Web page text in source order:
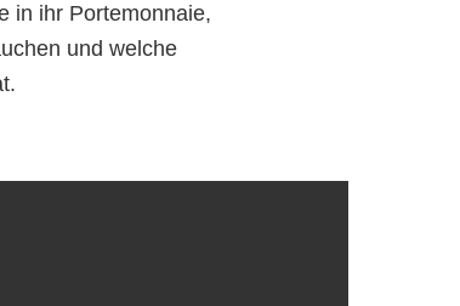
in ihr Portemonnaie,
und welche